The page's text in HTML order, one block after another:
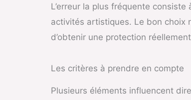
L’erreur la plus fréquente
activités artistiques. Le bon choix
d’obtenir une protection
Les critères à prendre en compte
Plusieurs éléments influencent